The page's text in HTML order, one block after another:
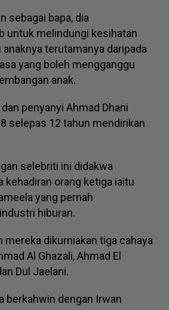
sebagai bapa, dia
untuk melindungi kesihatan
terutamanya daripada
yang boleh mengganggu
anak.
penyanyi Ahmad Dhani
selepas 12 tahun mendirikan
selebriti ini didakwa
kehadiran orang ketiga iaitu
yang pernah
hiburan.
mereka dikurniakan tiga cahaya
Al Ghazali, Ahmad El
Dul Jaelani.
berkahwin dengan Irwan